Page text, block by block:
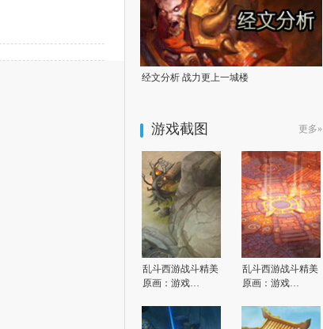
经文分析 战力更上一城楼
游戏截图 更多»
乱斗西游战斗精美
原画：游戏…
乱斗西游战斗精美
原画：游戏…